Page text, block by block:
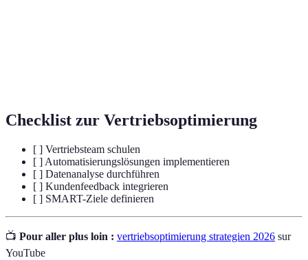
Checklist zur Vertriebsoptimierung
[ ] Vertriebsteam schulen
[ ] Automatisierungslösungen implementieren
[ ] Datenanalyse durchführen
[ ] Kundenfeedback integrieren
[ ] SMART-Ziele definieren
📺 Pour aller plus loin : vertriebsoptimierung strategien 2026 sur
YouTube